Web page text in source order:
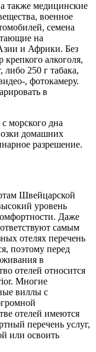
также медицинские
военное
семена
на
и Африки. Без
алкоголя,
либо 250 г табака,
, фотокамеру.
в
морского дна
домашних
разрешение.
Швейцарской
уровень
Даже
самым
отелях перечень
поэтому перед
в
отелей относится
Многие
виллы с
отелей имеются
перечень услуг,
или освоить